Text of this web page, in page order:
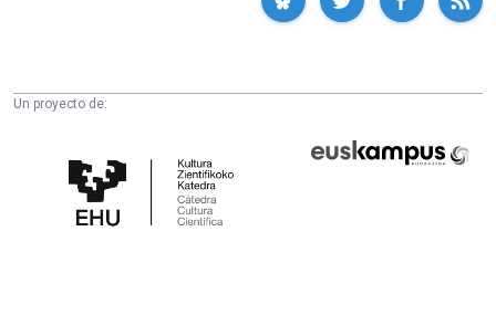
Un proyecto de:
Cultura
Científica
Fundazioa